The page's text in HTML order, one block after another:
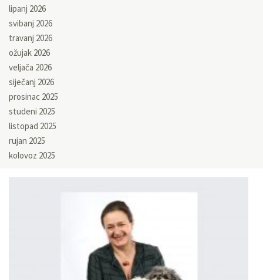
lipanj 2026
svibanj 2026
travanj 2026
ožujak 2026
veljača 2026
siječanj 2026
prosinac 2025
studeni 2025
listopad 2025
rujan 2025
kolovoz 2025